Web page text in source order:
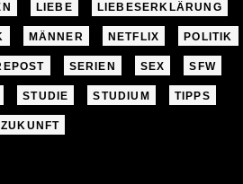
LIEBE LIEBESERKLÄRUNG
MÄNNER NETFLIX POLITIK
SERIEN SEX SFW
STUDIE STUDIUM TIPPS
ZUKUNFT